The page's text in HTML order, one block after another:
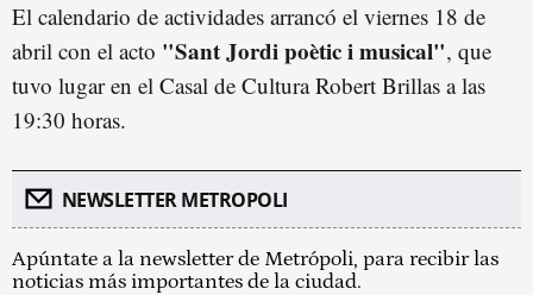
El calendario de actividades arrancó el viernes 18 de
abril con el acto "Sant Jordi poètic i musical", que
tuvo lugar en el Casal de Cultura Robert Brillas a las
19:30 horas.
NEWSLETTER METROPOLI
Apúntate a la newsletter de Metrópoli, para recibir las
noticias más importantes de la ciudad.